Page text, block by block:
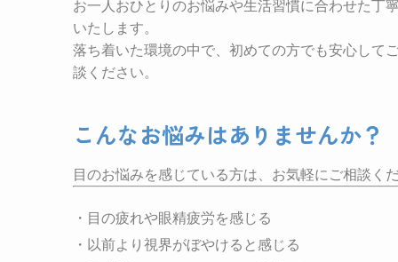
お一人おひとりのお悩みや生活習慣に合わせた丁
いたします。
落ち着いた環境の中で、初めての方でも安心して
談ください。
こんなお悩みはありませんか？
目のお悩みを感じている方は、お気軽にご相談く
・目の疲れや眼精疲労を感じる
・以前より視界がぼやけると感じる